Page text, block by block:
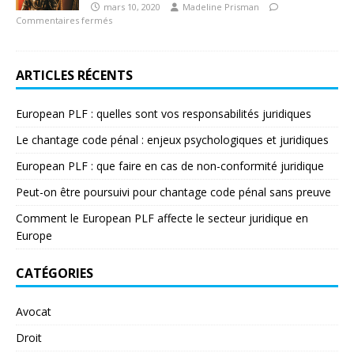
mars 10, 2020
Madeline Prisman
Commentaires fermés
ARTICLES RÉCENTS
European PLF : quelles sont vos responsabilités juridiques
Le chantage code pénal : enjeux psychologiques et juridiques
European PLF : que faire en cas de non-conformité juridique
Peut-on être poursuivi pour chantage code pénal sans preuve
Comment le European PLF affecte le secteur juridique en
Europe
CATÉGORIES
Avocat
Droit